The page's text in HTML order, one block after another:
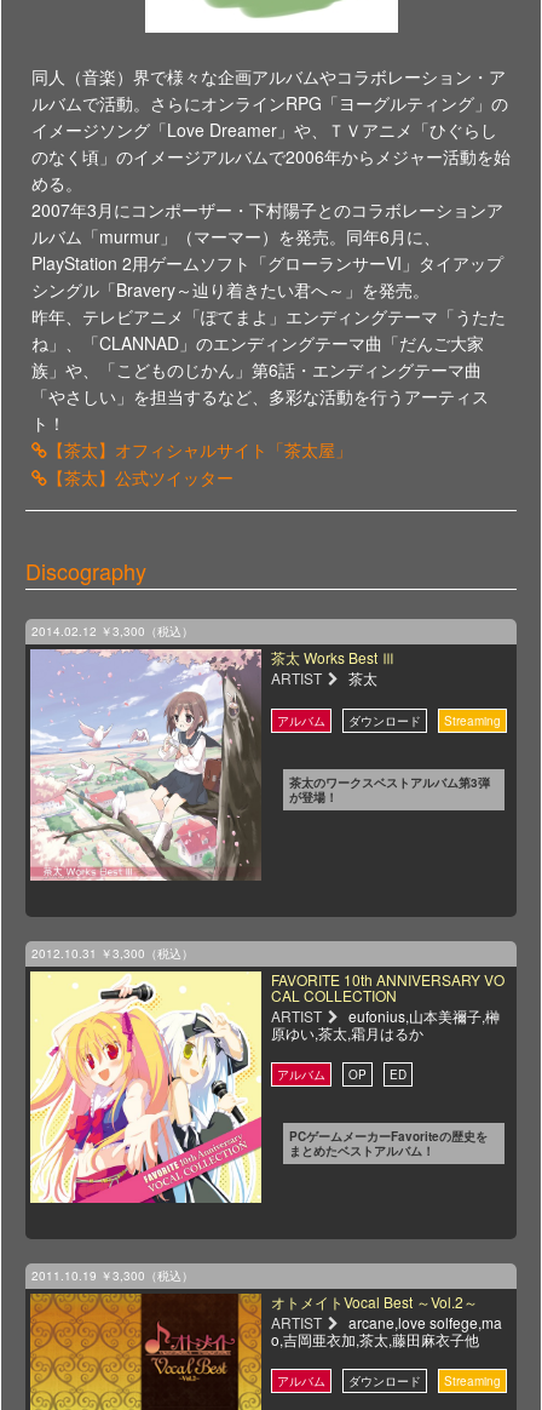
同人（音楽）界で様々な企画アルバムやコラボレーション・ア
ルバムで活動。さらにオンラインRPG「ヨーグルティング」の
イメージソング「Love Dreamer」や、ＴＶアニメ「ひぐらし
のなく頃」のイメージアルバムで2006年からメジャー活動を始
める。
2007年3月にコンポーザー・下村陽子とのコラボレーションア
ルバム「murmur」（マーマー）を発売。同年6月に、
PlayStation 2用ゲームソフト「グローランサーVI」タイアップ
シングル「Bravery～辿り着きたい君へ～」を発売。
昨年、テレビアニメ「ぽてまよ」エンディングテーマ「うたた
ね」、「CLANNAD」のエンディングテーマ曲「だんご大家
族」や、「こどものじかん」第6話・エンディングテーマ曲
「やさしい」を担当するなど、多彩な活動を行うアーティス
ト！
【茶太】オフィシャルサイト「茶太屋」
【茶太】公式ツイッター
Discography
2014.02.12 ￥3,300（税込）
茶太 Works Best Ⅲ
ARTIST
茶太
茶太のワークスベストアルバム第3弾
が登場！
2012.10.31 ￥3,300（税込）
FAVORITE 10th ANNIVERSARY VO
CAL COLLECTION
ARTIST
eufonius,山本美禰子,榊
原ゆい,茶太,霜月はるか
PCゲームメーカーFavoriteの歴史を
まとめたベストアルバム！
2011.10.19 ￥3,300（税込）
オトメイトVocal Best ～Vol.2～
ARTIST
arcane,love solfege,ma
o,吉岡亜衣加,茶太,藤田麻衣子他